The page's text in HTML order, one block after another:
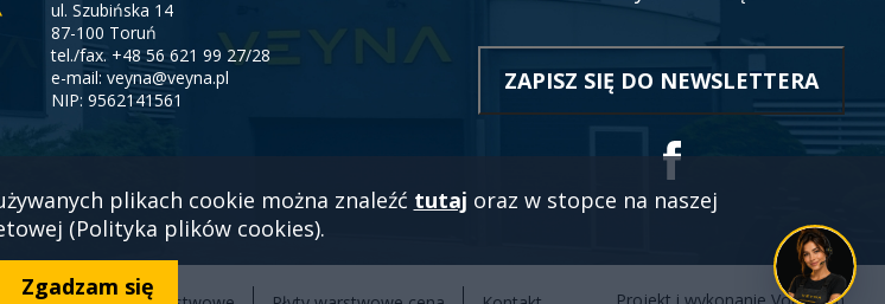
ul. Szubińska 14
87-100 Toruń
tel./fax. +48 56 621 99 27/28
e-mail: veyna@veyna.pl
NIP: 9562141561
ZAPISZ SIĘ DO NEWSLETTERA
SIĘ
W
plikach cookie można znaleźć tutaj oraz w stopce na naszej
(Polityka plików cookies).
Zgadzam się